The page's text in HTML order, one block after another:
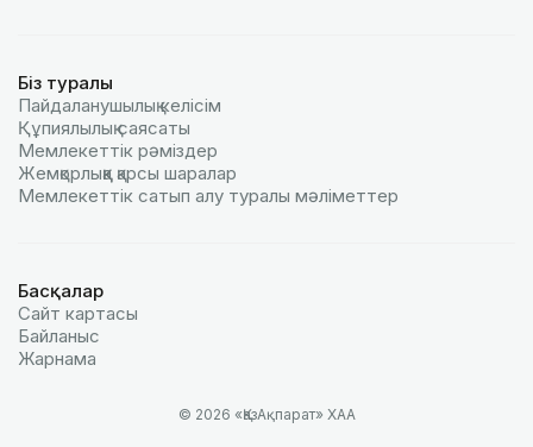
Біз туралы
Пайдаланушылық келiciм
Құпиялылық саясаты
Мемлекеттік рәміздер
Жемқорлыққа қарсы шаралар
Мемлекеттік сатып алу туралы мәлiметтер
Басқалар
Сайт картасы
Байланыс
Жарнама
© 2026 «ҚазАқпарат» ХАА